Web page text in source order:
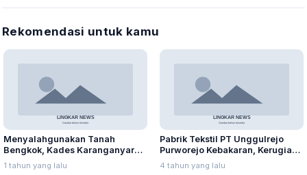
Rekomendasi untuk kamu
Menyalahgunakan Tanah
Bengkok, Kades Karanganyar
Ditangkap Kejari
1 tahun yang lalu
Pabrik Tekstil PT Unggulrejo
Purworejo Kebakaran, Kerugian
Capai Puluhan Juta Rupiah
4 tahun yang lalu